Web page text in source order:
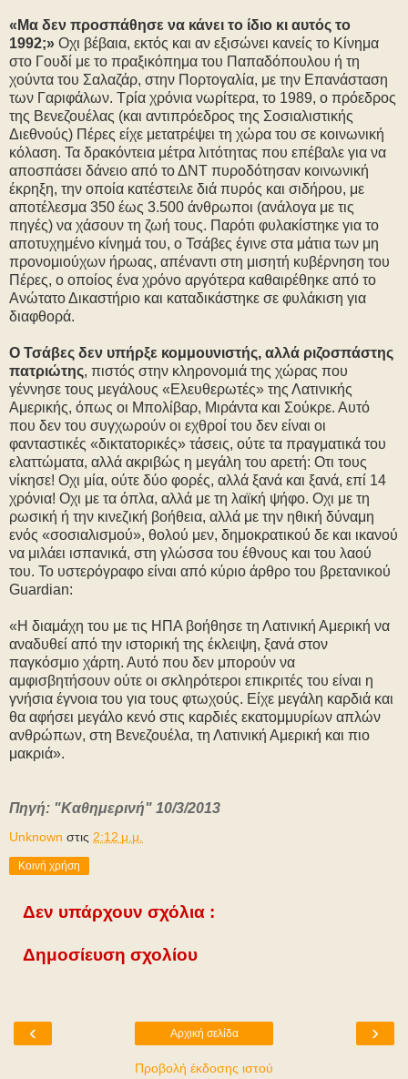
«Μα δεν προσπάθησε να κάνει το ίδιο κι αυτός το
1992;» Οχι βέβαια, εκτός και αν εξισώνει κανείς το Κίνημα
στο Γουδί με το πραξικόπημα του Παπαδόπουλου ή τη
χούντα του Σαλαζάρ, στην Πορτογαλία, με την Επανάσταση
των Γαριφάλων. Τρία χρόνια νωρίτερα, το 1989, ο πρόεδρος
της Βενεζουέλας (και αντιπρόεδρος της Σοσιαλιστικής
Διεθνούς) Πέρες είχε μετατρέψει τη χώρα του σε κοινωνική
κόλαση. Τα δρακόντεια μέτρα λιτότητας που επέβαλε για να
αποσπάσει δάνειο από το ΔΝΤ πυροδότησαν κοινωνική
έκρηξη, την οποία κατέστειλε διά πυρός και σιδήρου, με
αποτέλεσμα 350 έως 3.500 άνθρωποι (ανάλογα με τις
πηγές) να χάσουν τη ζωή τους. Παρότι φυλακίστηκε για το
αποτυχημένο κίνημά του, ο Τσάβες έγινε στα μάτια των μη
προνομιούχων ήρωας, απέναντι στη μισητή κυβέρνηση του
Πέρες, ο οποίος ένα χρόνο αργότερα καθαιρέθηκε από το
Ανώτατο Δικαστήριο και καταδικάστηκε σε φυλάκιση για
διαφθορά.
Ο Τσάβες δεν υπήρξε κομμουνιστής, αλλά ριζοσπάστης
πατριώτης, πιστός στην κληρονομιά της χώρας που
γέννησε τους μεγάλους «Ελευθερωτές» της Λατινικής
Αμερικής, όπως οι Μπολίβαρ, Μιράντα και Σούκρε. Αυτό
που δεν του συγχωρούν οι εχθροί του δεν είναι οι
φανταστικές «δικτατορικές» τάσεις, ούτε τα πραγματικά του
ελαττώματα, αλλά ακριβώς η μεγάλη του αρετή: Οτι τους
νίκησε! Οχι μία, ούτε δύο φορές, αλλά ξανά και ξανά, επί 14
χρόνια! Οχι με τα όπλα, αλλά με τη λαϊκή ψήφο. Οχι με τη
ρωσική ή την κινεζική βοήθεια, αλλά με την ηθική δύναμη
ενός «σοσιαλισμού», θολού μεν, δημοκρατικού δε και ικανού
να μιλάει ισπανικά, στη γλώσσα του έθνους και του λαού
του. Το υστερόγραφο είναι από κύριο άρθρο του βρετανικού
Guardian:
«Η διαμάχη του με τις ΗΠΑ βοήθησε τη Λατινική Αμερική να
αναδυθεί από την ιστορική της έκλειψη, ξανά στον
παγκόσμιο χάρτη. Αυτό που δεν μπορούν να
αμφισβητήσουν ούτε οι σκληρότεροι επικριτές του είναι η
γνήσια έγνοια του για τους φτωχούς. Είχε μεγάλη καρδιά και
θα αφήσει μεγάλο κενό στις καρδιές εκατομμυρίων απλών
ανθρώπων, στη Βενεζουέλα, τη Λατινική Αμερική και πιο
μακριά».
Πηγή: "Καθημερινή" 10/3/2013
Unknown στις 2:12 μ.μ.
Κοινή χρήση
Δεν υπάρχουν σχόλια :
Δημοσίευση σχολίου
‹ ›
Αρχική σελίδα
Προβολή έκδοσης ιστού